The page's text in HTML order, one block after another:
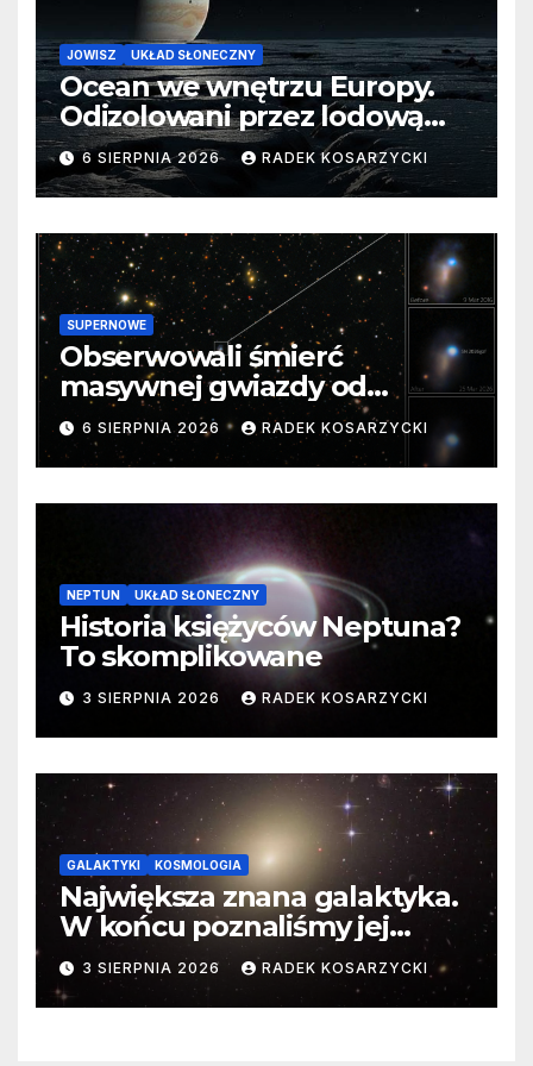
JOWISZ UKŁAD SŁONECZNY
Ocean we wnętrzu Europy.
Odizolowani przez lodową
barierę
6 SIERPNIA 2026 RADEK KOSARZYCKI
SUPERNOWE
Obserwowali śmierć
masywnej gwiazdy od
samego początku. Niezwykle
cenne dane
6 SIERPNIA 2026 RADEK KOSARZYCKI
NEPTUN UKŁAD SŁONECZNY
Historia księżyców Neptuna?
To skomplikowane
3 SIERPNIA 2026 RADEK KOSARZYCKI
GALAKTYKI KOSMOLOGIA
Największa znana galaktyka.
W końcu poznaliśmy jej
faktyczne wymiary
3 SIERPNIA 2026 RADEK KOSARZYCKI